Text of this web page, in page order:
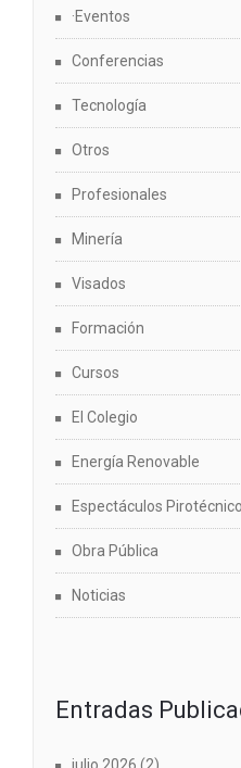
·Eventos
Conferencias
Tecnología
Otros
Profesionales
Minería
Visados
Formación
Cursos
El Colegio
Energía Renovable
Espectáculos
Obra Pública
Noticias
Entradas